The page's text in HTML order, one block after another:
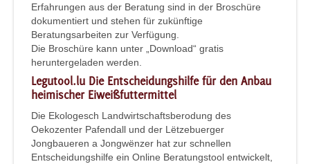
Erfahrungen aus der Beratung sind in der Broschüre
dokumentiert und stehen für zukünftige
Beratungsarbeiten zur Verfügung.
Die Broschüre kann unter „Download“ gratis
heruntergeladen werden.
Legutool.lu Die Entscheidungshilfe für den Anbau
heimischer Eiweißfuttermittel
Die Ekologesch Landwirtschaftsberodung des
Oekozenter Pafendall und der Lëtzebuerger
Jongbaueren a Jongwënzer hat zur schnellen
Entscheidungshilfe ein Online Beratungstool entwickelt,